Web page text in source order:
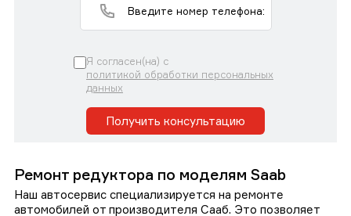
Я согласен(на) с
политикой обработки персональных
данных
Получить консультацию
Ремонт редуктора по моделям Saab
Наш автосервис специализируется на ремонте
автомобилей от производителя Сааб. Это позволяет